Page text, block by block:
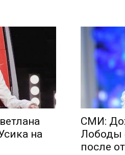
на
СМИ:
Лободы
после